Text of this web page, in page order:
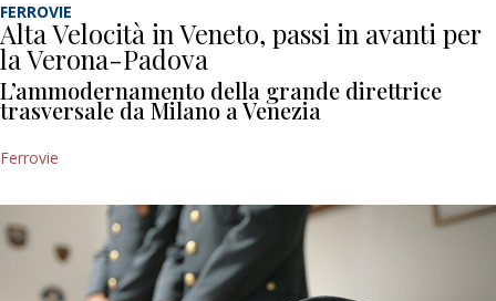
FERROVIE
Alta Velocità in Veneto, passi in avanti per
la Verona-Padova
L’ammodernamento della grande direttrice
trasversale da Milano a Venezia
Ferrovie